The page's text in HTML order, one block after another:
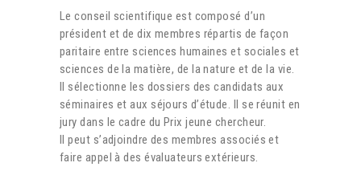
Le conseil scientifique est composé d’un
président et de dix membres répartis de façon
paritaire entre sciences humaines et sociales et
sciences de la matière, de la nature et de la vie.
Il sélectionne les dossiers des candidats aux
séminaires et aux séjours d’étude. Il se réunit en
jury dans le cadre du Prix jeune chercheur.
Il peut s’adjoindre des membres associés et
faire appel à des évaluateurs extérieurs.